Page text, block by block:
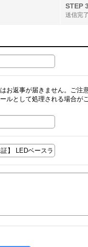
STEP
送信完了
お返事が届きません。ご注
ルとして処理される場合が